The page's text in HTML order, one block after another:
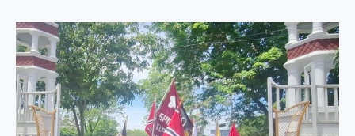
c
e
b
o
o
i
t
t
e
r
l
e
g
r
a
a
t
A
p